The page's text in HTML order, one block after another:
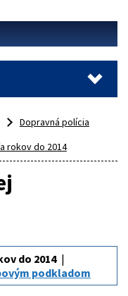
Dopravná polícia
rokov do 2014
do 2014
podkladom